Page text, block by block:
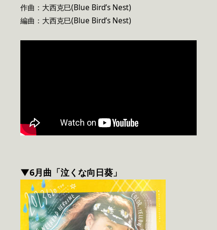
作曲：大西克巳(Blue Bird’s Nest)
編曲：大西克巳(Blue Bird’s Nest)
▼6月曲「泣くな向日葵」